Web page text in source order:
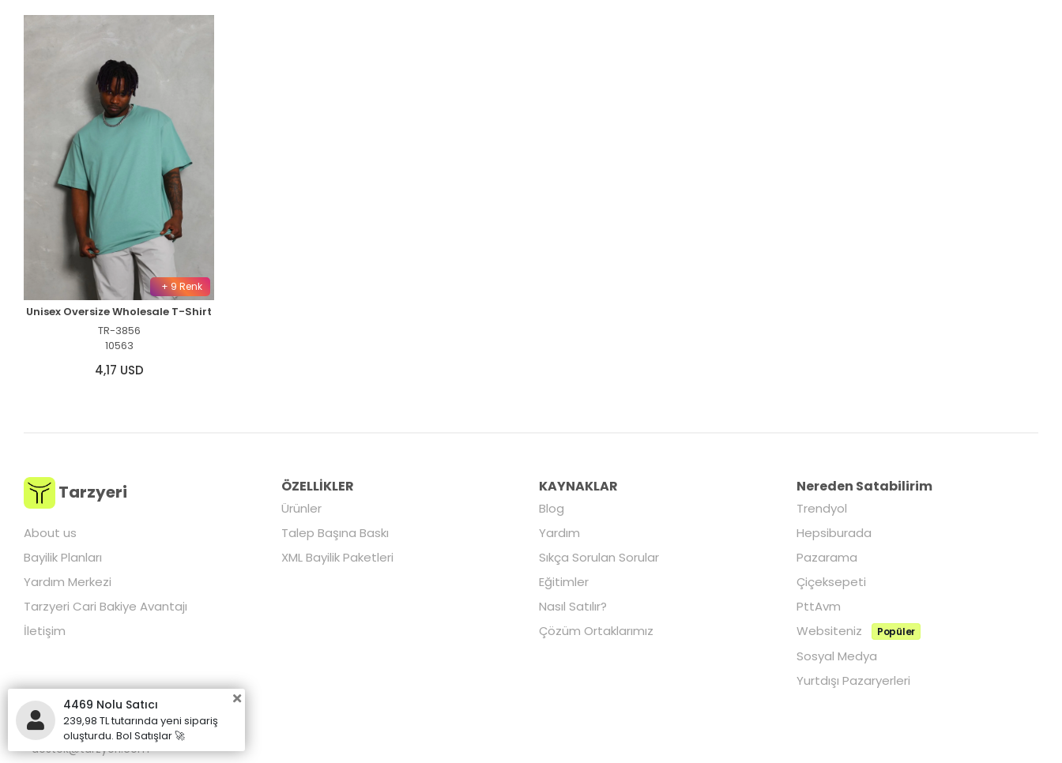
+ 9 Renk
Unisex Oversize Wholesale T-Shirt
TR-3856
10563
4,17 USD
Tarzyeri
About us
Bayilik Planları
Yardım Merkezi
Tarzyeri Cari Bakiye Avantajı
İletişim
ÖZELLİKLER
Ürünler
Talep Başına Baskı
XML Bayilik Paketleri
KAYNAKLAR
Blog
Yardım
Sıkça Sorulan Sorular
Eğitimler
Nasıl Satılır?
Çözüm Ortaklarımız
Nereden Satabilirim
Trendyol
Hepsiburada
Pazarama
Çiçeksepeti
PttAvm
Websiteniz
Popüler
Sosyal Medya
Yurtdışı Pazaryerleri
+90 850 255 00 50
destek@tarzyeri.com
4469 Nolu Satıcı
239,98 TL tutarında yeni sipariş
oluşturdu. Bol Satışlar 🚀